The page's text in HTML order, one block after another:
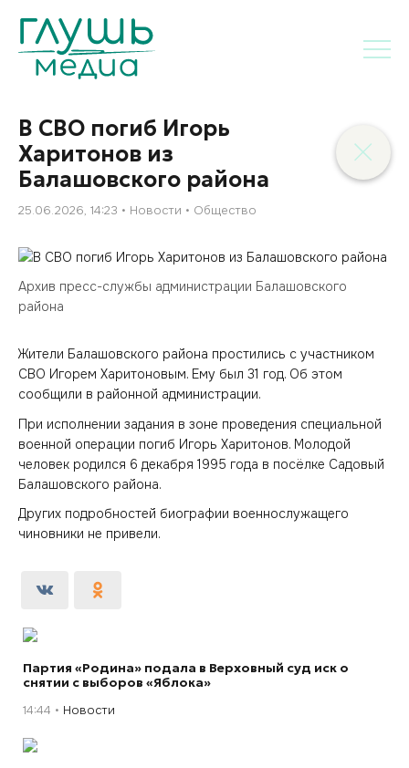
В СВО погиб Игорь
Харитонов из
Балашовского района
25.06.2026, 14:23 Новости Общество
Архив пресс-службы администрации Балашовского
района
Жители Балашовского района простились с участником
СВО Игорем Харитоновым. Ему был 31 год. Об этом
сообщили в районной администрации.
При исполнении задания в зоне проведения специальной
военной операции погиб Игорь Харитонов. Молодой
человек родился 6 декабря 1995 года в посёлке Садовый
Балашовского района.
Других подробностей биографии военнослужащего
чиновники не привели.
Партия «Родина» подала в Верховный суд иск о
снятии с выборов «Яблока»
14:44 Новости